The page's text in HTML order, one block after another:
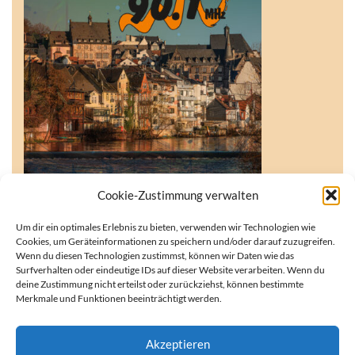
Cookie-Zustimmung verwalten
Um dir ein optimales Erlebnis zu bieten, verwenden wir Technologien wie
Cookies, um Geräteinformationen zu speichern und/oder darauf zuzugreifen.
Wenn du diesen Technologien zustimmst, können wir Daten wie das
Surfverhalten oder eindeutige IDs auf dieser Website verarbeiten. Wenn du
deine Zustimmung nicht erteilst oder zurückziehst, können bestimmte
Merkmale und Funktionen beeinträchtigt werden.
Akzeptieren
Du möchtest keine Sendung mehr verpassen? Dann abonniere
uns kostenlos als Podcast!
Was bedeutet abonnieren?